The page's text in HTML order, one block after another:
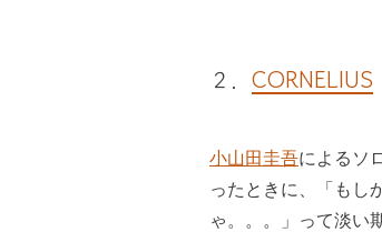
２． CORNELIUS
小山田圭吾によるソ
ったときに、「もし
ゃ。。。」って淡い